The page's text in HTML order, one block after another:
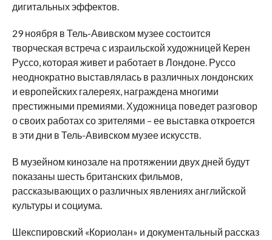
дигитальных эффектов.
29 ноября в Тель-Авивском музее состоится
творческая встреча с израильской художницей Керен
Руссо, которая живет и работает в Лондоне. Руссо
неоднократно выставлялась в различных лондонских
и европейских галереях, награждена многими
престижными премиями. Художница поведет разговор
о своих работах со зрителями – ее выставка откроется
в эти дни в Тель-Авивском музее искусств.
В музейном кинозале на протяжении двух дней будут
показаны шесть британских фильмов,
рассказывающих о различных явлениях английской
культуры и социума.
Шекспировский «Кориолан» и документальный рассказ